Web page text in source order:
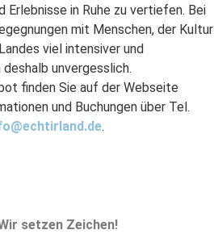
Erlebnisse in Ruhe zu vertiefen. Bei
mit Menschen, der Kultur
viel intensiver und
unvergesslich.
finden Sie auf der Webseite
und Buchungen über Tel.
.
setzen Zeichen!